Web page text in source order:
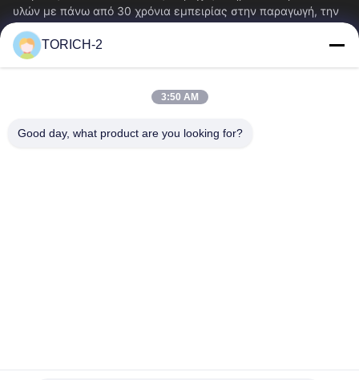
υλών με πάνω από 30 χρόνια εμπειρίας στην παραγωγή, την
έρευνα και ανάπτυξη, το εμπόριο, την...
Γρήγοροι Σύνδεσμοι
Σχετικά Με Εμάς
Γύρος Εργοστασίων
Ποιοτικός Έλεγχος
TORICH-2
3:50 AM
Good day, what product are you looking for?